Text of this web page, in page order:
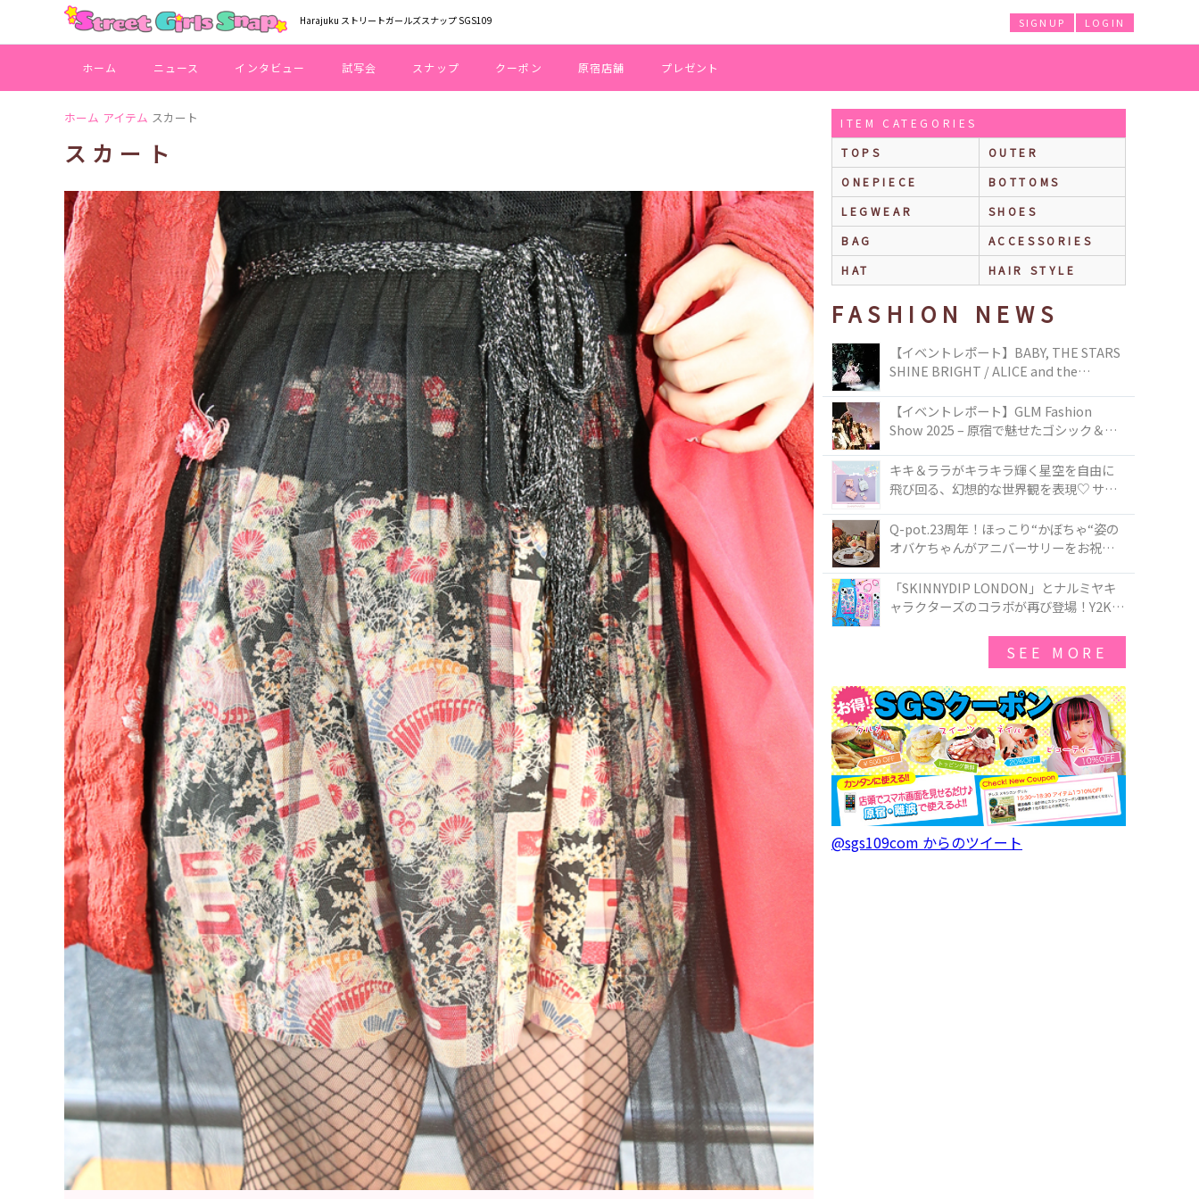
Harajuku ストリートガールズスナップ SGS109 LOGIN
SIGNUP
ホーム ニュース インタビュー 試写会 スナップ クーポン 原宿店舗 プレゼント
ホーム アイテム スカート
スカート
ITEM CATEGORIES
TOPS
OUTER
ONEPIECE
BOTTOMS
LEGWEAR
SHOES
BAG
ACCESSORIES
HAT
HAIR STYLE
FASHION NEWS
【イベントレポート】BABY, THE STARS
SHINE BRIGHT / ALICE and the
TOKYO
【イベントレポート】GLM Fashion
Show 2025 – 原宿で魅せたゴシック＆ロ
キキ＆ララがキラキラ輝く星空を自由に
飛び回る、幻想的な世界観を表現♡ サマ
50周年アニバーサリーイヤー』を記念し
たコレクションが登場
Q-pot.23周年！ほっこり“かぼちゃ“姿の
オバケちゃんがアニバーサリーをお祝い
ー」が新発売！Q-pot CAFE.では「かぼち
ゃのオバケーキプレート」も登場
「SKINNYDIP LONDON」とナルミヤキ
ャラクターズのコラボが再び登場！Y2Kム
SEE MORE
@sgs109com からのツイート